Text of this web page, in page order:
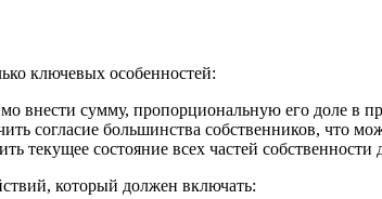
ключевых особенностей:
внести сумму, пропорциональную его доле в
согласие большинства собственников, что
текущее состояние всех частей собственности
который должен включать: